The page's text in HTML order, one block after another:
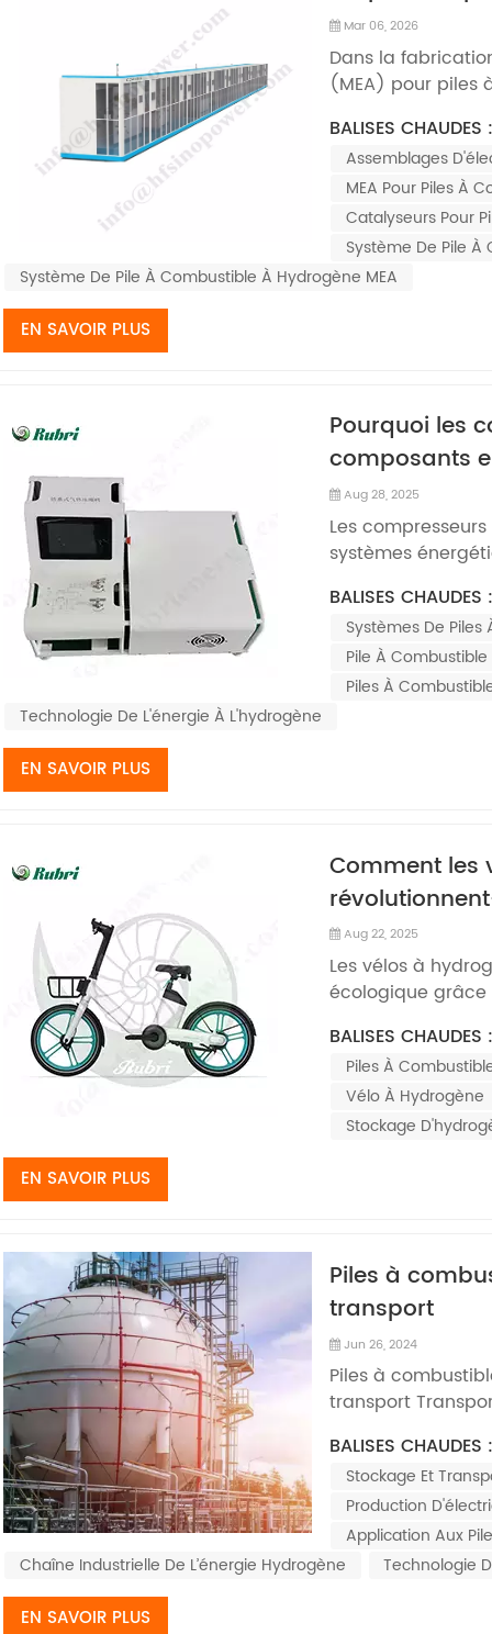
combustible
Mar 06, 2026
Dans la
(MEA) pour piles
MEALes
nombreux
d'avoir des
BALISES CHAUDES
Assemblages
MEA Pour Piles À
Catalyseurs Pour
Système De Pile
Système De Pile À Combustible À Hydrogène MEA
EN SAVOIR PLUS
Pourquoi les
composants
énergétiques
Aug 28, 2025
Les
systèmes
gaz de réaction
hydrogène
énergie
BALISES CHAUDES
Systèmes De
Pile À
Piles À
Technologie De L'énergie À L'hydrogène
EN SAVOIR PLUS
Comment les
Aug 22, 2025
Les vélos à
écologique grâce
utilisent
l'énergie
combustible,
BALISES CHAUDES
Piles À
Vélo À Hydrogène
Stockage
EN SAVOIR PLUS
Piles à
transport
Jun 26, 2024
Piles à
transport
d’application
domaine des
énergétique
BALISES CHAUDES
Stockage Et
Production
Application Aux
Chaîne Industrielle De L’énergie Hydrogène
Technologie
EN SAVOIR PLUS